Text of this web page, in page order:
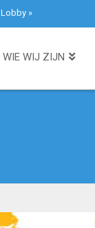
Lobby»
WIE WIJ ZIJN